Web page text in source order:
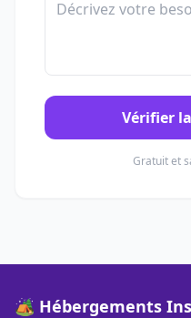
Vérifier
Gratuit et
🏕️ Hébergements